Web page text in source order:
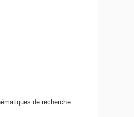
de recherche